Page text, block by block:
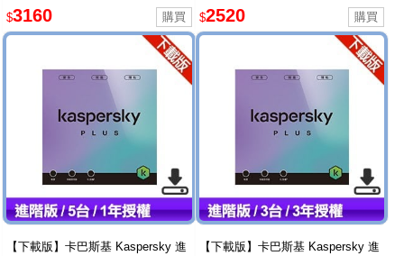
$3160 $2520
【下載版】卡巴斯基 Kaspersky 進
【下載版】卡巴斯基 Kaspersky 進